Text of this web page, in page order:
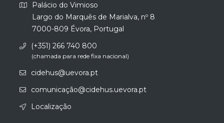
Palácio do Vimioso
Largo do Marquês de Marialva, nº 8
7000-809 Évora, Portugal
(+351) 266 740 800
(chamada para rede fixa nacional)
cidehus@uevora.pt
comunicação@cidehus.uevora.pt
Localização